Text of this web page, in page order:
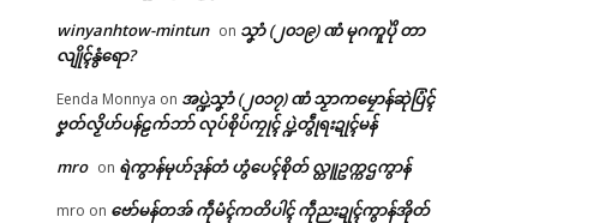
winyanhtow-mintun on သၞာံ (၂၀၁၉) ဏံ မုဂကူပိုဲ တာ
လျိုၚ်နွံရော?
Eenda Monnya on အပ္ဍဲသၞာံ (၂၀၁၇) ဏံ သၟာကမၠောန်ဆုဲပြံၚ်
ဗၞတ်လၟိဟ်ပန်ဠက်ဘာ် လုပ်စိုပ်ကၠုၚ် ပ္ဍဲတွဵုရးဍုၚ်မန်
mro on ရဲကွာန်မုဟ်ဒုန်တံ ဟွံပေၚ်စိုတ် လ္တူဥက္ကဌကွာန်
mro on ဗော်မန်တအ် ကဵုမံၚ်ကတိပါၚ် ကဵုညးဍုၚ်ကွာန်အိုတ်